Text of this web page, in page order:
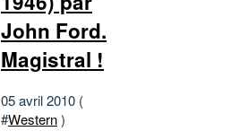
John Ford.
Magistral !
05 avril 2010 (
#Western)